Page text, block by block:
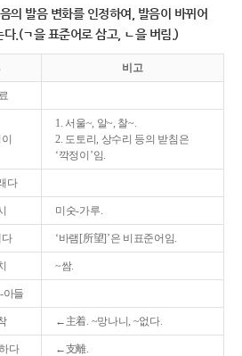
의 발음 변화를 인정하여, 발음이 바뀌어
.(ㄱ을 표준어로 삼고, ㄴ을 버림.)
비고
1. 서울~, 알~, 찰~.
2. 도토리, 상수리 등의 받침은
‘깍정이’임.
다
미숫-가루.
‘바램[所望]’은 비표준어임.
~쌈.
아들
←主着. ~망나니, ~없다.
다 ←支離.